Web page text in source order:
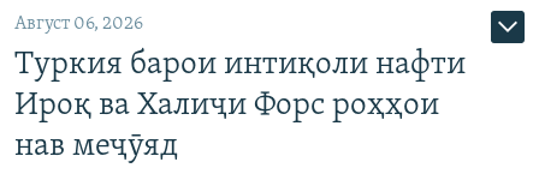
Август 06, 2026
Туркия барои интиқоли нафти
Ироқ ва Халиҷи Форс роҳҳои
нав меҷӯяд